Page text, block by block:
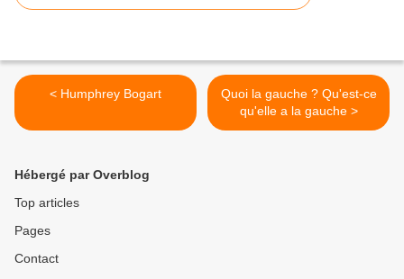
< Humphrey Bogart
Quoi la gauche ? Qu'est-ce
qu'elle a la gauche >
Hébergé par Overblog
Top articles
Pages
Contact